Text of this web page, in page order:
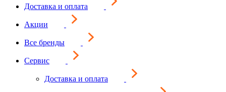
Доставка и оплата
Акции
Все бренды
Сервис
Доставка и оплата